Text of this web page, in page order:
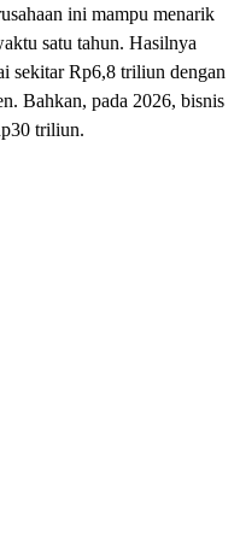
ini mampu menarik
satu tahun. Hasilnya
sekitar Rp6,8 triliun dengan
Bahkan, pada 2026, bisnis
triliun.